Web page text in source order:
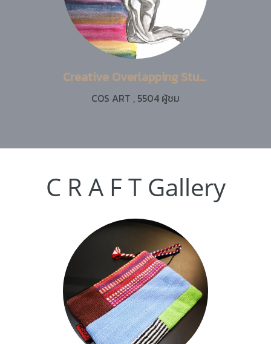
Creative Overlapping Studio | A R T
COS ART , 5504 ผู้ชม
C R A F T Gallery